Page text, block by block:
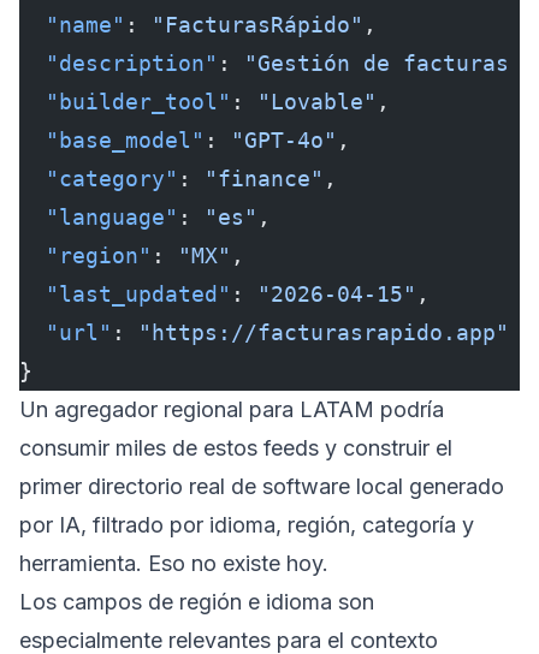
  "name"
: "FacturasRápido" ,
  "description"
:
"Gestión de facturas
  "builder_tool"
: "Lovable" ,
  "base_model"
: "GPT-4o" ,
  "category"
: "finance" ,
  "language"
: "es" ,
  "region"
: "MX" ,
  "last_updated"
: "2026-04-15" ,
  "url"
:
"https://facturasrapido.app"
}
Un agregador regional para LATAM podría
consumir miles de estos feeds y construir el
primer directorio real de software local generado
por IA, filtrado por idioma, región, categoría y
herramienta. Eso no existe hoy.
Los campos de región e idioma son
especialmente relevantes para el contexto